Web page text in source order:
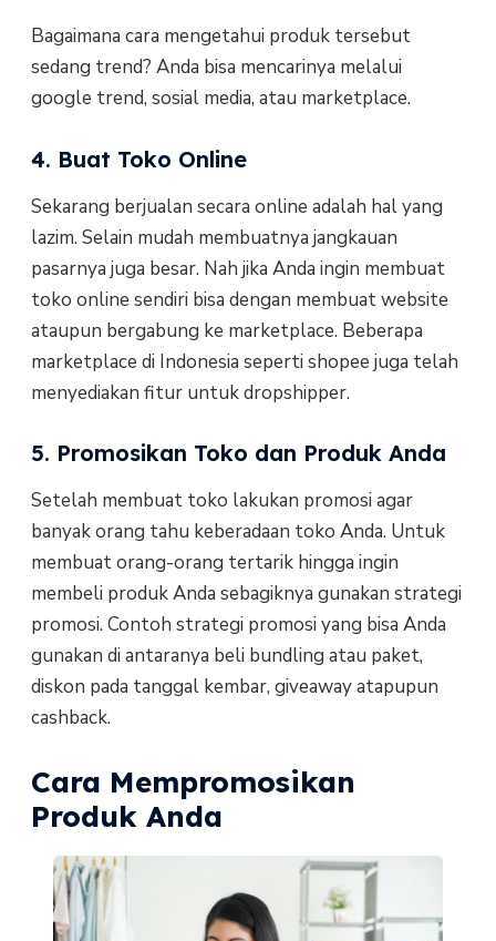
Bagaimana cara mengetahui produk tersebut
sedang trend? Anda bisa mencarinya melalui
google trend, sosial media, atau marketplace.
4. Buat Toko Online
Sekarang berjualan secara online adalah hal yang
lazim. Selain mudah membuatnya jangkauan
pasarnya juga besar. Nah jika Anda ingin membuat
toko online sendiri bisa dengan membuat website
ataupun bergabung ke marketplace. Beberapa
marketplace di Indonesia seperti shopee juga telah
menyediakan fitur untuk dropshipper.
5. Promosikan Toko dan Produk Anda
Setelah membuat toko lakukan promosi agar
banyak orang tahu keberadaan toko Anda. Untuk
membuat orang-orang tertarik hingga ingin
membeli produk Anda sebagiknya gunakan strategi
promosi. Contoh strategi promosi yang bisa Anda
gunakan di antaranya beli bundling atau paket,
diskon pada tanggal kembar, giveaway atapupun
cashback.
Cara Mempromosikan
Produk Anda